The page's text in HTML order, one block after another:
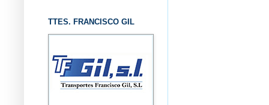
TTES. FRANCISCO GIL